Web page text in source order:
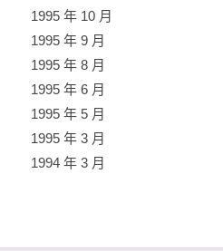
1995 年 10 月
1995 年 9 月
1995 年 8 月
1995 年 6 月
1995 年 5 月
1995 年 3 月
1994 年 3 月